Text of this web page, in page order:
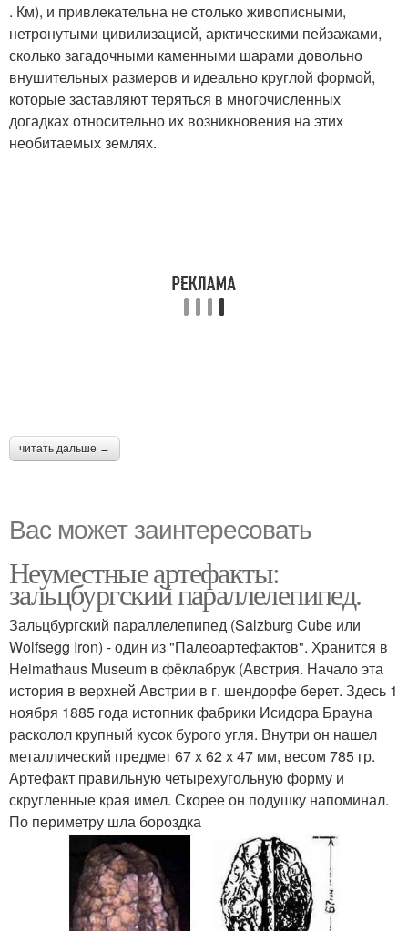
. Км), и привлекательна не столько живописными,
нетронутыми цивилизацией, арктическими пейзажами,
сколько загадочными каменными шарами довольно
внушительных размеров и идеально круглой формой,
которые заставляют теряться в многочисленных
догадках относительно их возникновения на этих
необитаемых землях.
читать дальше →
Вас может заинтересовать
Неуместные артефакты:
зальцбургский параллелепипед.
Зальцбургский параллелепипед (Salzburg Cube или
Wolfsegg Iron) - один из "Палеоартефактов". Хранится в
Heimathaus Museum в фёклабрук (Австрия. Начало эта
история в верхней Австрии в г. шендорфе берет. Здесь 1
ноября 1885 года истопник фабрики Исидора Брауна
расколол крупный кусок бурого угля. Внутри он нашел
металлический предмет 67 х 62 х 47 мм, весом 785 гр.
Артефакт правильную четырехугольную форму и
скругленные края имел. Скорее он подушку напоминал.
По периметру шла бороздка